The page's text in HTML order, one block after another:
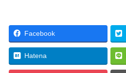
Facebook
Hatena